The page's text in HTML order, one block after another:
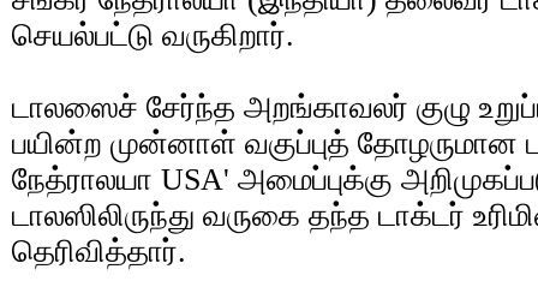
செயல்பட்டு வருகிறார்.
டாலஸைச் சேர்ந்த அறங்காவலர் குழு
பயின்ற முன்னாள் வகுப்புத் தோழருமான
நேத்ராலயா USA' அமைப்புக்கு
டாலஸிலிருந்து வருகை தந்த டாக்டர்
தெரிவித்தார்.